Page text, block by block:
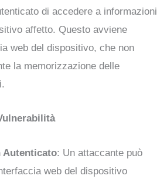
di accedere a informazioni
affetto. Questo avviene
web del dispositivo, che non
la memorizzazione delle
Autenticato: Un attaccante può
web del dispositivo